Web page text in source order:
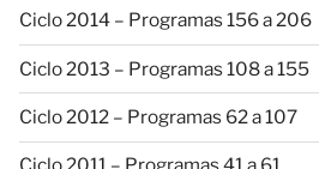
Ciclo 2014 – Programas 156 a 206
Ciclo 2013 – Programas 108 a 155
Ciclo 2012 – Programas 62 a 107